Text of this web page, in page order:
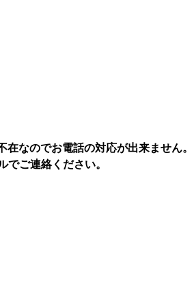
なのでお電話の対応が出来ません。
でご連絡ください。